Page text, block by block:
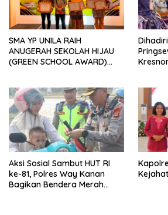
SMA YP UNILA RAIH
ANUGERAH SEKOLAH HIJAU
(GREEN SCHOOL AWARD)
Aksi Sosial Sambut HUT RI
ke-81, Polres Way Kanan
Bagikan Bendera Merah